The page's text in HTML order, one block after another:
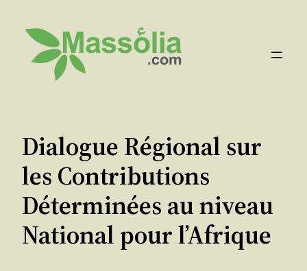
contenu
Dialogue Régional sur
les Contributions
Déterminées au niveau
National pour l’Afrique